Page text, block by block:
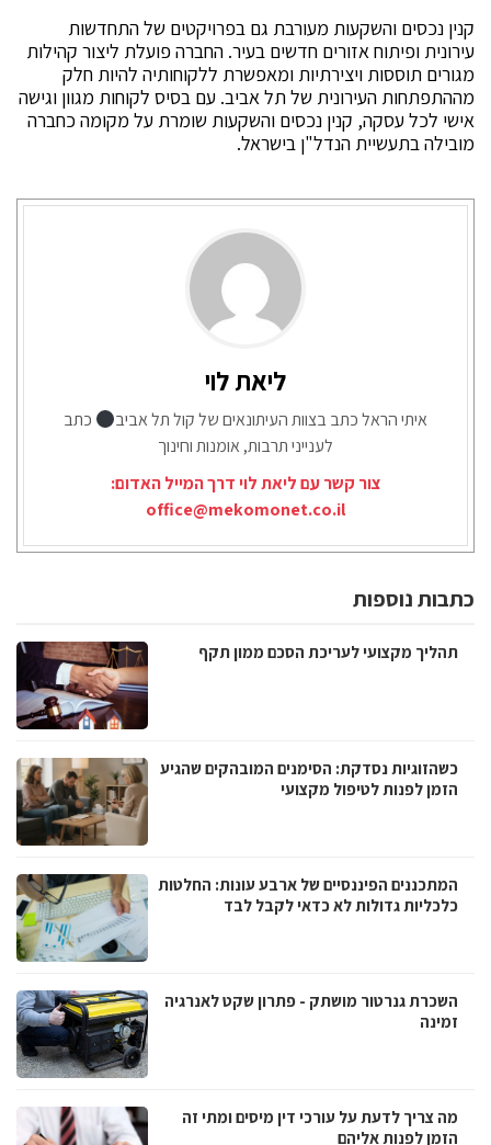
קנין נכסים והשקעות מעורבת גם בפרויקטים של התחדשות
עירונית ופיתוח אזורים חדשים בעיר. החברה פועלת ליצור קהילות
מגורים תוססות ויצירתיות ומאפשרת ללקוחותיה להיות חלק
מההתפתחות העירונית של תל אביב. עם בסיס לקוחות מגוון וגישה
אישי לכל עסקה, קנין נכסים והשקעות שומרת על מקומה כחברה
מובילה בתעשיית הנדל"ן בישראל.
ליאת לוי
איתי הראל כתב בצוות העיתונאים של קול תל אביב
כתב
לענייני תרבות, אומנות וחינוך
צור קשר עם ליאת לוי דרך המייל האדום:
office@mekomonet.co.il
כתבות נוספות
תהליך מקצועי לעריכת הסכם ממון תקף
כשהזוגיות נסדקת: הסימנים המובהקים שהגיע
הזמן לפנות לטיפול מקצועי
המתכננים הפיננסיים של ארבע עונות: החלטות
כלכליות גדולות לא כדאי לקבל לבד
השכרת גנרטור מושתק - פתרון שקט לאנרגיה
זמינה
מה צריך לדעת על עורכי דין מיסים ומתי זה
הזמן לפנות אליהם